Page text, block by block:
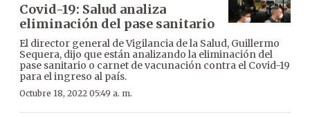
Covid-19: Salud analiza
eliminación del pase sanitario
El director general de Vigilancia de la Salud, Guillermo
Sequera, dijo que están analizando la eliminación del
pase sanitario o carnet de vacunación contra el Covid-19
para el ingreso al país.
Octubre 18, 2022 05:49 a. m.